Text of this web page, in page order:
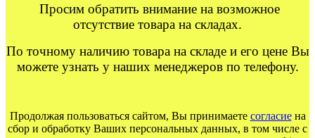
Просим обратить внимание на возможное
отсутствие товара на складах.
По точному наличию товара на складе и его цене Вы
можете узнать у наших менеджеров по телефону.
Продолжая пользоваться сайтом, Вы принимаете согласиена
сбор и обработку Ваших персональных данных, в том числе с